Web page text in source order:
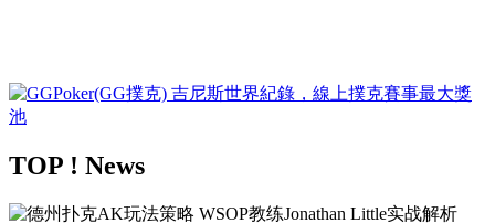
TOP ! News